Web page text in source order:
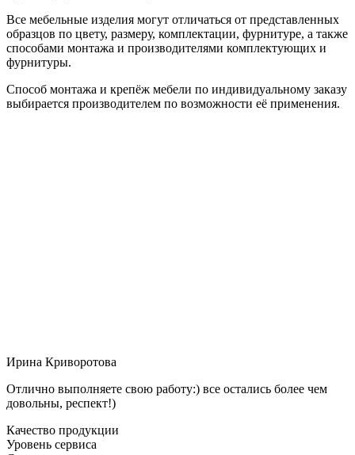
Все мебельные изделия могут отличаться от представленных
образцов по цвету, размеру, комплектации, фурнитуре, а также
способами монтажа и производителями комплектующих и
фурнитуры.
Способ монтажа и крепёж мебели по индивидуальному заказу
выбирается производителем по возможности её применения.
Ирина Криворотова
Отлично выполняете свою работу:) все остались более чем
довольны, респект!)
Качество продукции
Уровень сервиса